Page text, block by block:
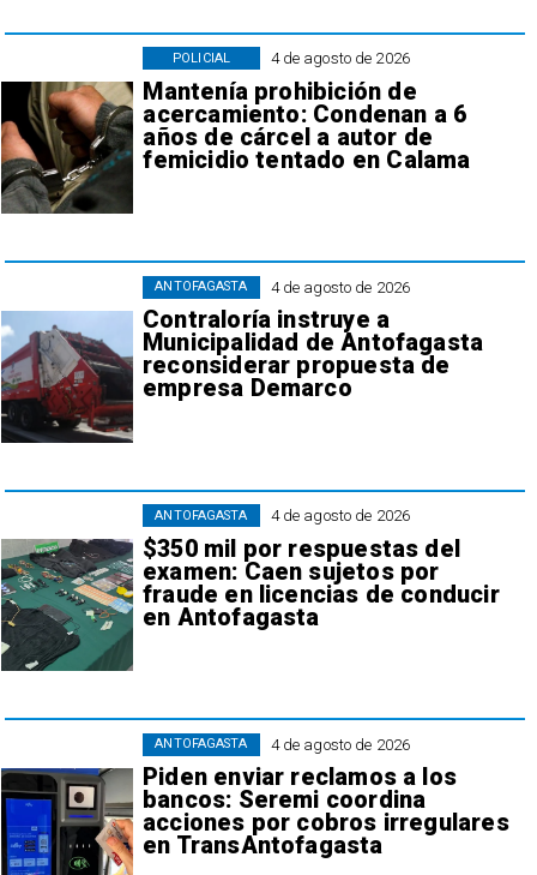
4 de agosto de 2026
Mantenía prohibición de
acercamiento: Condenan a 6
años de cárcel a autor de
femicidio tentado en Calama
POLICIAL
4 de agosto de 2026
Contraloría instruye a
Municipalidad de Antofagasta
reconsiderar propuesta de
empresa Demarco
ANTOFAGASTA
4 de agosto de 2026
$350 mil por respuestas del
examen: Caen sujetos por
fraude en licencias de conducir
en Antofagasta
ANTOFAGASTA
4 de agosto de 2026
Piden enviar reclamos a los
bancos: Seremi coordina
acciones por cobros irregulares
en TransAntofagasta
ANTOFAGASTA